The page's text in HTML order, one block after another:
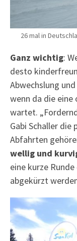
26 mal in
Ganz wichtig:
desto
Abwechslung
wenn da die
wartet.
Gabi Schaller die
Abfahrten
wellig und
eine kurze
abgekürzt